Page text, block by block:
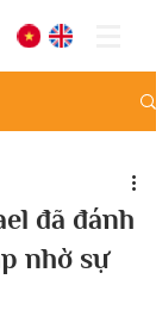
đã đánh
nhờ sự